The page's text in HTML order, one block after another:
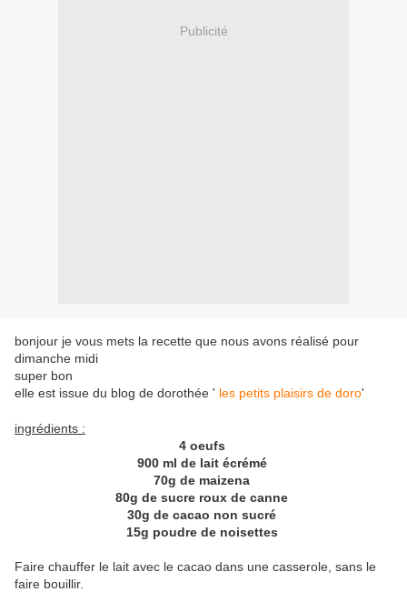
Publicité
bonjour je vous mets la recette que nous avons réalisé pour
dimanche midi
super bon
elle est issue du blog de dorothée ' les petits plaisirs de doro'
ingrédients :
4 oeufs
900 ml de lait écrémé
70g de maizena
80g de sucre roux de canne
30g de cacao non sucré
15g poudre de noisettes
Faire chauffer le lait avec le cacao dans une casserole, sans le
faire bouillir.